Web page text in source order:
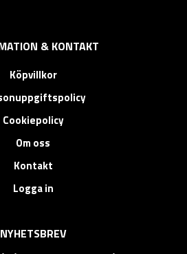
& KONTAKT
Köpvillkor
Cookiepolicy
Om oss
Kontakt
Logga in
NYHETSBREV